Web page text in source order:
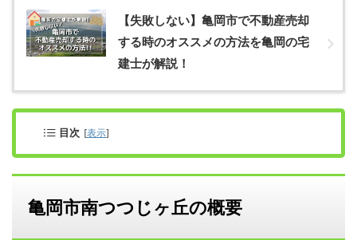
【失敗しない】亀岡市で不動産売却
する時のオススメの方法を亀岡の宅
建士が解説！
目次 [表示]
亀岡市南つつじヶ丘の概要